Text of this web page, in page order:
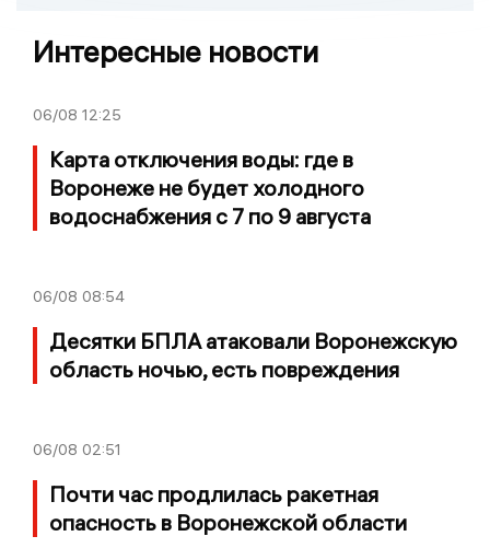
Интересные новости
06/08 12:25
Карта отключения воды: где в
Воронеже не будет холодного
водоснабжения с 7 по 9 августа
06/08 08:54
Десятки БПЛА атаковали Воронежскую
область ночью, есть повреждения
06/08 02:51
Почти час продлилась ракетная
опасность в Воронежской области